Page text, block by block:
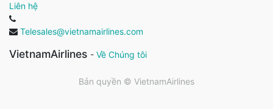
Liên hệ
Telesales@vietnamairlines.com
VietnamAirlines - Về Chúng tôi
Bản quyền © VietnamAirlines